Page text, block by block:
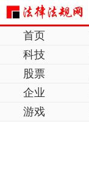
首页
科技
股票
企业
游戏